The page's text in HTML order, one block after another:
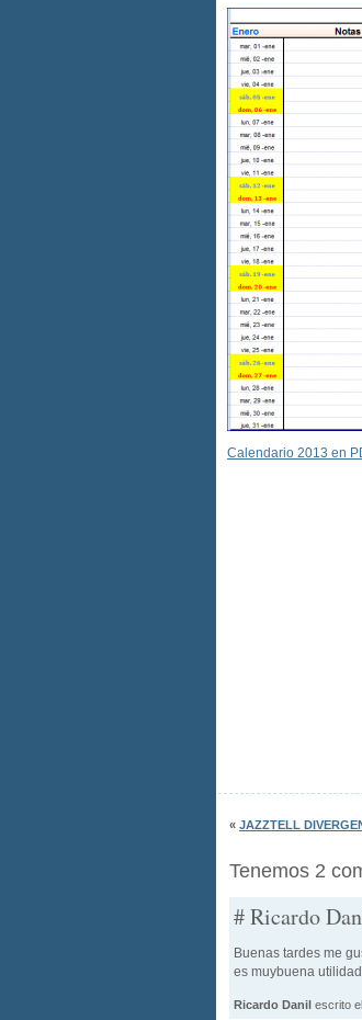
Calendario 2013 en
« JAZZTELL
Tenemos 2
# Ricardo
Buenas tardes me
es muybuena
Ricardo Danil escrito